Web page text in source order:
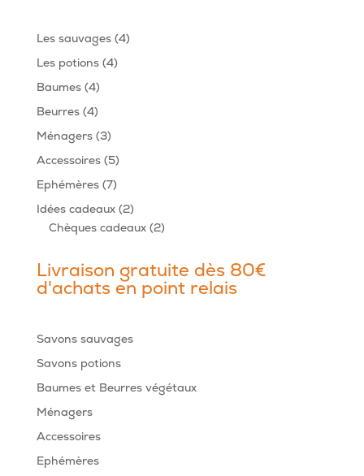
Les sauvages 44
Les potions 44
Baumes 44
produits
Beurres 44
produits
Ménagers 33
produits
Accessoires 55
produits
Ephémères 77
produits
Idées cadeaux 22
produits
Chèques cadeaux 22
Livraison gratuite dès 80€
d'achats en point relais
Savons sauvages
Savons potions
Baumes et Beurres végétaux
Ménagers
Accessoires
Ephémères